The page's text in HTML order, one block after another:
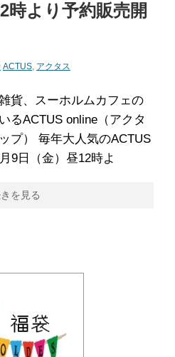
時より予約販売開
ACTUS, アクタス
貨、スーホルムカフェの
るACTUS online（アクタ
プ） 毎年大人気のACTUS
9日（金）昼12時よ
を見る